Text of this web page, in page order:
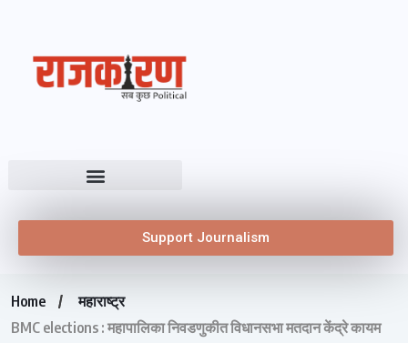
Support Journalism
Home
महाराष्ट्र
BMC elections : महापालिका निवडणुकीत विधानसभा मतदान केंद्रे कायम